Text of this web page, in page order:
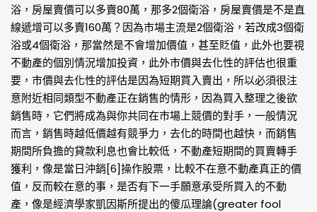
浴，房屋賣價可以多賣80萬，那多2個衛浴，房屋賣價是不是直
線遞增可以多賣160萬？因為市場主流是2個衛浴，若改成3個衛
浴或4個衛浴，那當然是不會增加價值，甚至貶值，此外也要視
不動產的個別情況增加投資，此外市價與去化性的評估也很重
要，市價與去化性的評估是因為短期買入賣出，所以必須很注
意附近相同類型不動產正在銷售的情形，因為買入整理之後欲
銷售時，它們將成為與你共同在市場上競價的對手，一般情況
而言，銷售時越低價越有競爭力，去化的時間也越快，而銷售
期間所負擔的貸款利息也會比較低，不動產短期間的買賣轉手
獲利，像是當日沖銷[6]操作股票，比較不在意不動產真正的價
值，反而較在意的事，是否有下一手願意承受所買入的不動
產，像是經濟學家凱因斯所提出的傻瓜理論(greater fool